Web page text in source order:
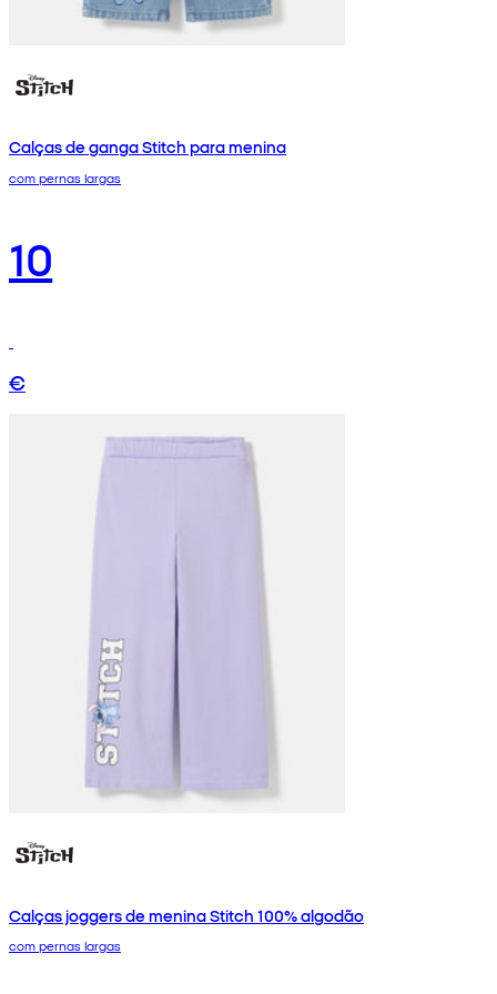
Calças de ganga Stitch para menina
com pernas largas
10
€
Calças joggers de menina Stitch 100% algodão
com pernas largas